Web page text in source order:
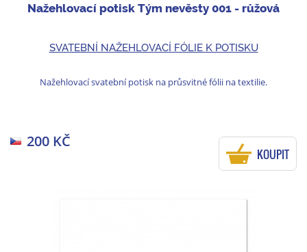
Nažehlovací potisk Tým nevěsty 001 - růžová
SVATEBNÍ NAŽEHLOVACÍ FÓLIE K POTISKU
Nažehlovací svatební potisk na průsvitné fólii na textilie.
200 KČ
KOUPIT